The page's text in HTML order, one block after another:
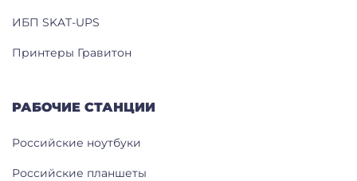
ИБП SKAT-UPS
Принтеры Гравитон
РАБОЧИЕ СТАНЦИИ
Российские ноутбуки
Российские планшеты